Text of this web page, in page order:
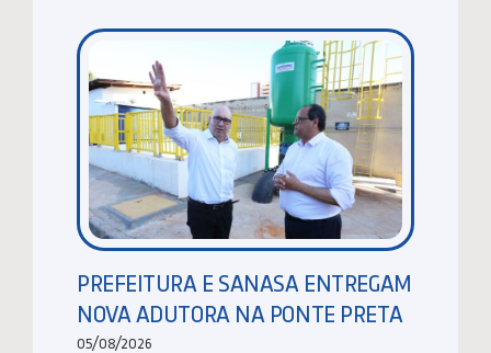
PREFEITURA E SANASA ENTREGAM
NOVA ADUTORA NA PONTE PRETA
05/08/2026